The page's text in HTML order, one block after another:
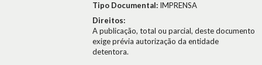
Tipo Documental: IMPRENSA
Direitos:
A publicação, total ou parcial, deste documento
exige prévia autorização da entidade
detentora.